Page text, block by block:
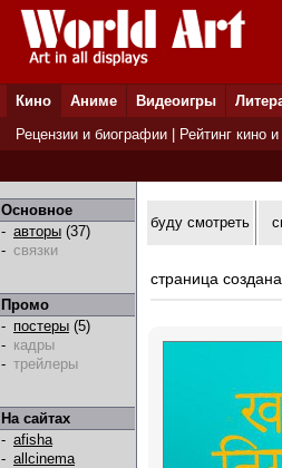
Кино Аниме Видеоигры
Рецензии и биографии
Рейтинг кино
Основное
- авторы (37)
- связки
Промо
- постеры (5)
- кадры
- трейлеры
На сайтах
- afisha
- allcinema
буду смотреть
страница создана